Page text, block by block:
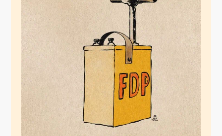
Die Funktion einer
FDP
November 16, 2024